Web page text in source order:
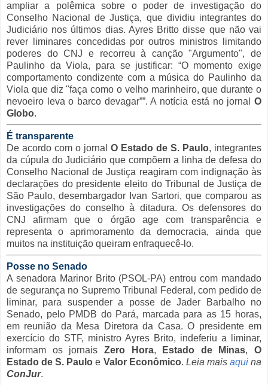
ampliar a polêmica sobre o poder de investigação do
Conselho Nacional de Justiça, que dividiu integrantes do
Judiciário nos últimos dias. Ayres Britto disse que não vai
rever liminares concedidas por outros ministros limitando
poderes do CNJ e recorreu à canção "Argumento", de
Paulinho da Viola, para se justificar: “O momento exige
comportamento condizente com a música do Paulinho da
Viola que diz "faça como o velho marinheiro, que durante o
nevoeiro leva o barco devagar””. A notícia está no jornal O
Globo.
É transparente
De acordo com o jornal O Estado de S. Paulo, integrantes
da cúpula do Judiciário que compõem a linha de defesa do
Conselho Nacional de Justiça reagiram com indignação às
declarações do presidente eleito do Tribunal de Justiça de
São Paulo, desembargador Ivan Sartori, que comparou as
investigações do conselho à ditadura. Os defensores do
CNJ afirmam que o órgão age com transparência e
representa o aprimoramento da democracia, ainda que
muitos na instituição queiram enfraquecê-lo.
Posse no Senado
A senadora Marinor Brito (PSOL-PA) entrou com mandado
de segurança no Supremo Tribunal Federal, com pedido de
liminar, para suspender a posse de Jader Barbalho no
Senado, pelo PMDB do Pará, marcada para as 15 horas,
em reunião da Mesa Diretora da Casa. O presidente em
exercício do STF, ministro Ayres Brito, indeferiu a liminar,
informam os jornais Zero Hora, Estado de Minas, O
Estado de S. Paulo e Valor Econômico. Leia mais aquina
ConJur.